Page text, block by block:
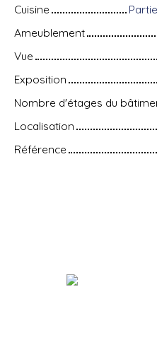
Cuisine
Ameublement
Vue
Exposition
Nombre d'étages du
Localisation
Référence